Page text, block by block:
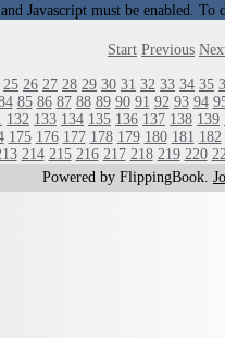
Javascript must be enabled. To
Start Previous
25 26 27 28 29 30 31 32 33 34 35
85 86 87 88 89 90 91 92 93 94
132 133 134 135 136 137 138 139
175 176 177 178 179 180 181 182
214 215 216 217 218 219 220
Powered by FlippingBook.